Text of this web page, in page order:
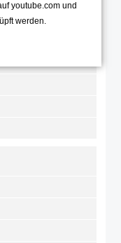
youtube.com und
werden.